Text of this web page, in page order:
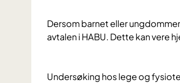
Dersom barnet eller
avtalen i HABU. Dette kan vere
Undersøking hos lege og